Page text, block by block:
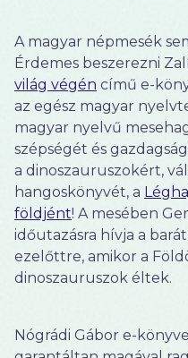
A magyar népmesék
Érdemes beszerezni
világ végén című e-
az egész magyar
magyar nyelvű
szépségét és
a dinoszauruszokért,
hangoskönyvét, a
földjént! A mesében
időutazásra hívja a
ezelőttre, amikor a
dinoszauruszok éltek.
Nógrádi Gábor e-